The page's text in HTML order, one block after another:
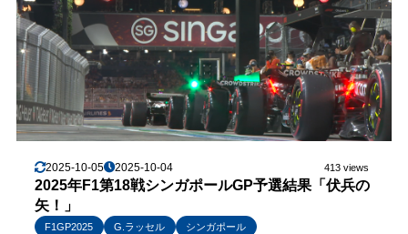
2025-10-05 2025-10-04 413 views
2025年F1第18戦シンガポールGP予選結果「伏兵の
矢！」
F1GP2025 G.ラッセル
シンガポール